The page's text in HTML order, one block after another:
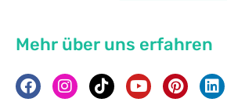
Mehr über uns erfahren